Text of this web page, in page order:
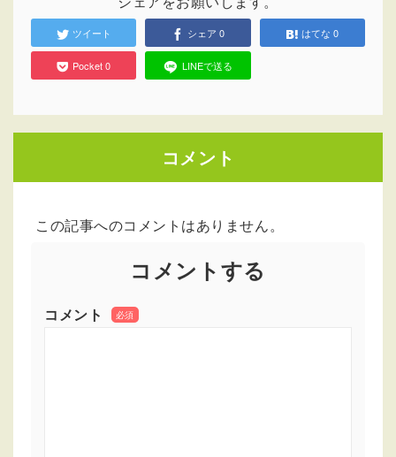
ツイート シェア 0 はてな 0
Pocket0 LINEで送る
コメント
この記事へのコメントはありません。
コメントする
コメント 必須